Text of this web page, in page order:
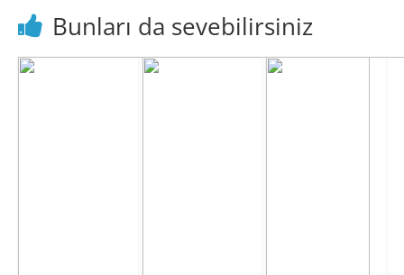
Bunları da sevebilirsiniz